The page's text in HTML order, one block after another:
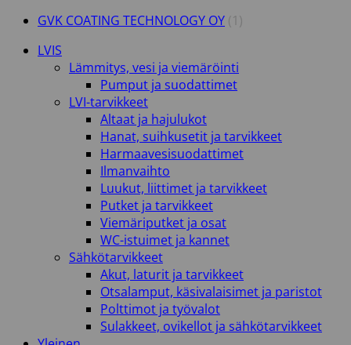
GVK COATING TECHNOLOGY OY (1)
LVIS
Lämmitys, vesi ja viemäröinti
Pumput ja suodattimet
LVI-tarvikkeet
Altaat ja hajulukot
Hanat, suihkusetit ja tarvikkeet
Harmaavesisuodattimet
Ilmanvaihto
Luukut, liittimet ja tarvikkeet
Putket ja tarvikkeet
Viemäriputket ja osat
WC-istuimet ja kannet
Sähkötarvikkeet
Akut, laturit ja tarvikkeet
Otsalamput, käsivalaisimet ja paristot
Polttimot ja työvalot
Sulakkeet, ovikellot ja sähkötarvikkeet